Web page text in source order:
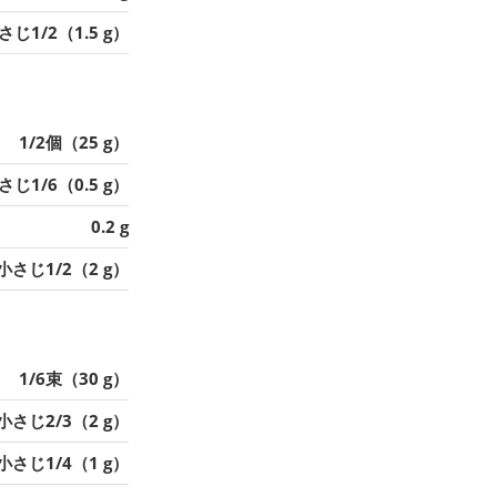
じ1/2（1.5 g）
1/2個（25 g）
じ1/6（0.5 g）
0.2 g
さじ1/2（2 g）
1/6束（30 g）
さじ2/3（2 g）
さじ1/4（1 g）